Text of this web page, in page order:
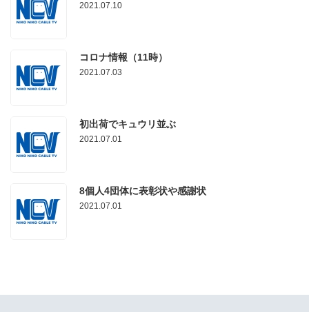
2021.07.10
コロナ情報（11時）
2021.07.03
初出荷でキュウリ並ぶ
2021.07.01
8個人4団体に表彰状や感謝状
2021.07.01